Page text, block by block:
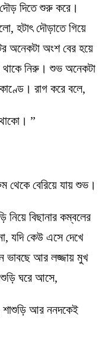
দিতে শুরু করে।
হটাৎ দৌড়াতে গিয়ে
অনেকটা অংশ বের হয়ে
থাকে নিরু। শুভ অনেকটা
রাগ করে বলে,
”
বেরিয়ে যায় শুভ।
নিয়ে বিছানার কম্বলের
যদি কেউ এসে দেখে
ভাবছে আর লজ্জায় মুখ
ঘরে আসে,
শাশুড়ি আর ননদকেই